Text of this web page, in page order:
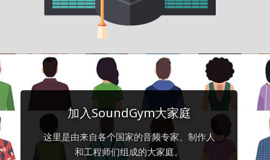
加入SoundGym大家庭
这里是由来自各个国家的音频专家、制作人
和工程师们组成的大家庭。